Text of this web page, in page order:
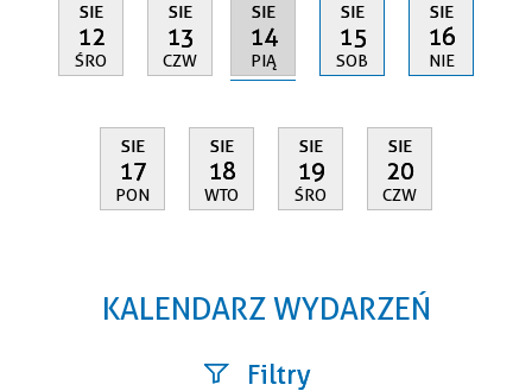
SIE
12
ŚRO
SIE
13
CZW
SIE
14
PIĄ
SIE
15
SOB
SIE
16
NIE
SIE
17
PON
SIE
18
WTO
SIE
19
ŚRO
SIE
20
CZW
KALENDARZ WYDARZEŃ
Filtry